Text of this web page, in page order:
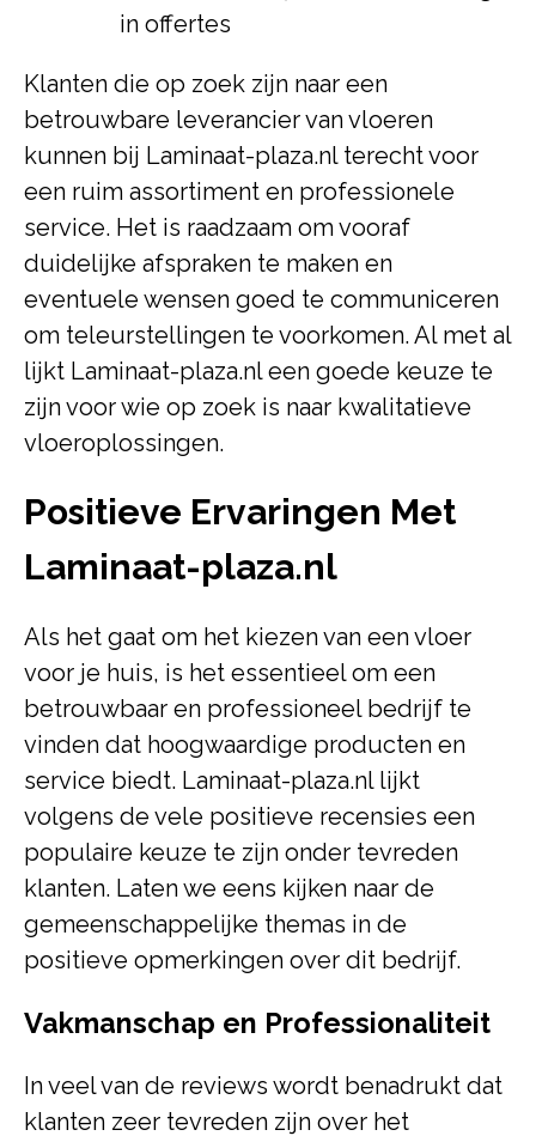
in offertes
Klanten die op zoek zijn naar een
betrouwbare leverancier van vloeren
kunnen bij Laminaat-plaza.nl terecht voor
een ruim assortiment en professionele
service. Het is raadzaam om vooraf
duidelijke afspraken te maken en
eventuele wensen goed te communiceren
om teleurstellingen te voorkomen. Al met al
lijkt Laminaat-plaza.nl een goede keuze te
zijn voor wie op zoek is naar kwalitatieve
vloeroplossingen.
Positieve Ervaringen Met
Laminaat-plaza.nl
Als het gaat om het kiezen van een vloer
voor je huis, is het essentieel om een
betrouwbaar en professioneel bedrijf te
vinden dat hoogwaardige producten en
service biedt. Laminaat-plaza.nl lijkt
volgens de vele positieve recensies een
populaire keuze te zijn onder tevreden
klanten. Laten we eens kijken naar de
gemeenschappelijke themas in de
positieve opmerkingen over dit bedrijf.
Vakmanschap en Professionaliteit
In veel van de reviews wordt benadrukt dat
klanten zeer tevreden zijn over het